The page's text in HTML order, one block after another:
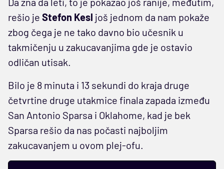
rešio je Stefon Kesl još jednom da nam pokaže
zbog čega je ne tako davno bio učesnik u
takmičenju u zakucavanjima gde je ostavio
odličan utisak.
Bilo je 8 minuta i 13 sekundi do kraja druge
četvrtine druge utakmice finala zapada između
San Antonio Sparsa i Oklahome, kad je bek
Sparsa rešio da nas počasti najboljim
zakucavanjem u ovom plej-ofu.